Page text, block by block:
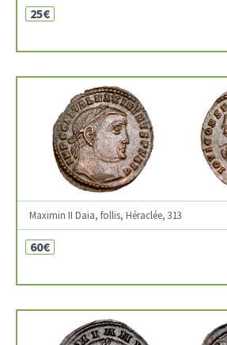
25€
Maximin II Daia, follis, Héraclée, 313
60€